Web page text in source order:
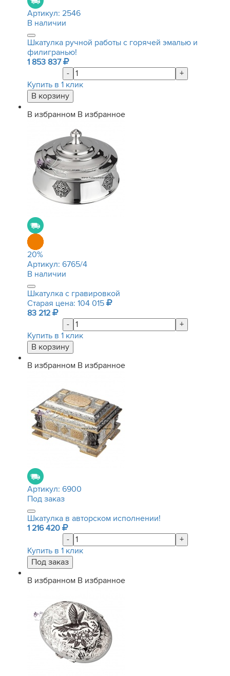
Артикул: 2546
В наличии
Шкатулка ручной работы с горячей эмалью и
филигранью!
1 853 837
-
+
Купить в 1 клик
В избранном В избранное
20%
Артикул: 6765/4
В наличии
Шкатулка с гравировкой
Старая цена: 104 015
83 212
-
+
Купить в 1 клик
В избранном В избранное
Артикул: 6900
Под заказ
Шкатулка в авторском исполнении!
1 216 420
-
+
Купить в 1 клик
В избранном В избранное